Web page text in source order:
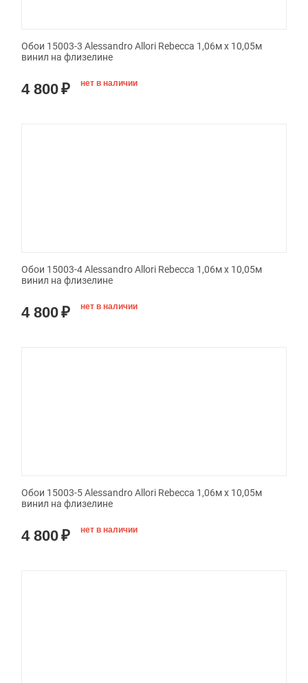
Обои 15003-3 Alessandro Allori Rebecca 1,06м х 10,05м
винил на флизелине
4 800₽ нет в наличии
Обои 15003-4 Alessandro Allori Rebecca 1,06м х 10,05м
винил на флизелине
4 800₽ нет в наличии
Обои 15003-5 Alessandro Allori Rebecca 1,06м х 10,05м
винил на флизелине
4 800₽ нет в наличии